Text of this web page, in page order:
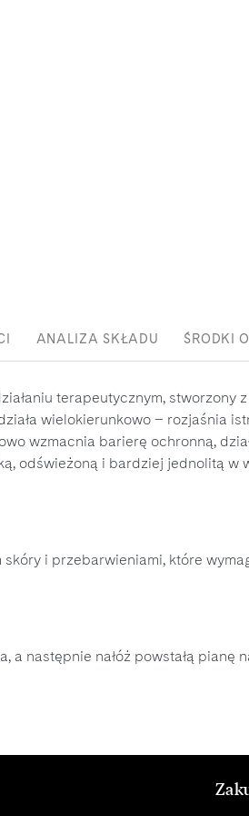
terapeutycznym, stworzony
wielokierunkowo – rozjaśnia
wzmacnia barierę ochronną,
odświeżoną i bardziej jednolitą
i przebarwieniami, które
następnie nałóż powstałą
ANALIZA SKŁADU ŚRODKI